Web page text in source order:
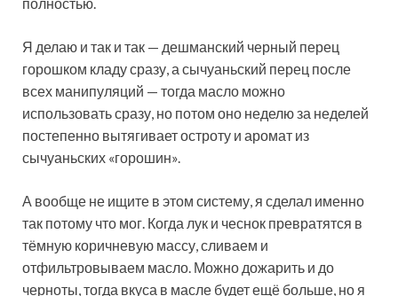
полностью.
Я делаю и так и так — дешманский черный перец
горошком кладу сразу, а сычуаньский перец после
всех манипуляций — тогда масло можно
использовать сразу, но потом оно неделю за неделей
постепенно вытягивает остроту и аромат из
сычуаньских «горошин».
А вообще не ищите в этом систему, я сделал именно
так потому что мог. Когда лук и чеснок превратятся в
тёмную коричневую массу, сливаем и
отфильтровываем масло. Можно дожарить и до
черноты, тогда вкуса в масле будет ещё больше, но я